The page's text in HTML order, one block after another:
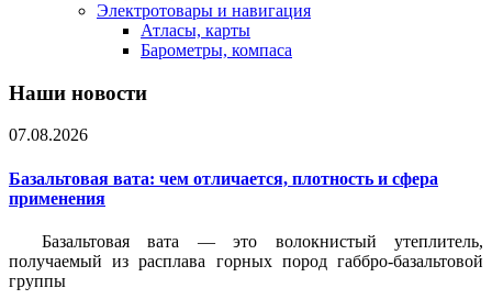
Электротовары и навигация
Атласы, карты
Барометры, компаса
Наши новости
07.08.2026
Базальтовая вата: чем отличается, плотность и сфера
применения
Базальтовая вата — это волокнистый утеплитель,
получаемый из расплава горных пород габбро-базальтовой
группы